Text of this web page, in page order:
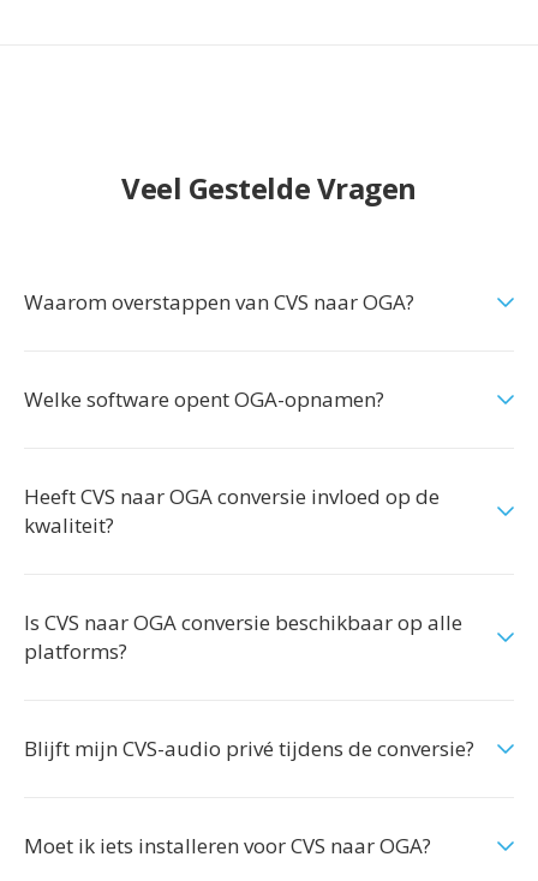
Veel Gestelde Vragen
Waarom overstappen van CVS naar OGA?
Welke software opent OGA-opnamen?
Heeft CVS naar OGA conversie invloed op de
kwaliteit?
Is CVS naar OGA conversie beschikbaar op alle
platforms?
Blijft mijn CVS-audio privé tijdens de conversie?
Moet ik iets installeren voor CVS naar OGA?